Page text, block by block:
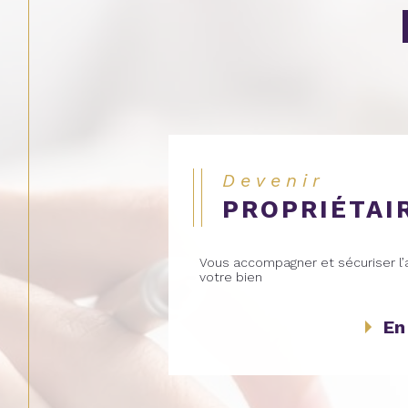
Devenir
Vous accompagner et sécuriser
votre bien